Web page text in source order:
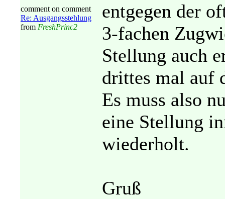
comment on comment
Re: Ausgangsstehlung
from FreshPrinc2
entgegen der
3-fachen
Stellung auch
drittes mal auf
Es muss also
eine Stellung
wiederholt.
Gruß